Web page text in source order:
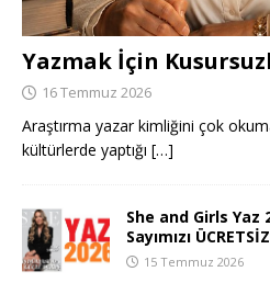
Yazmak İçin
16 Temmuz 2026
Araştırma yazar kimliğini çok
kültürlerde yaptığı […]
She and Girls Yaz
Sayımızı
15 Temmuz 2026